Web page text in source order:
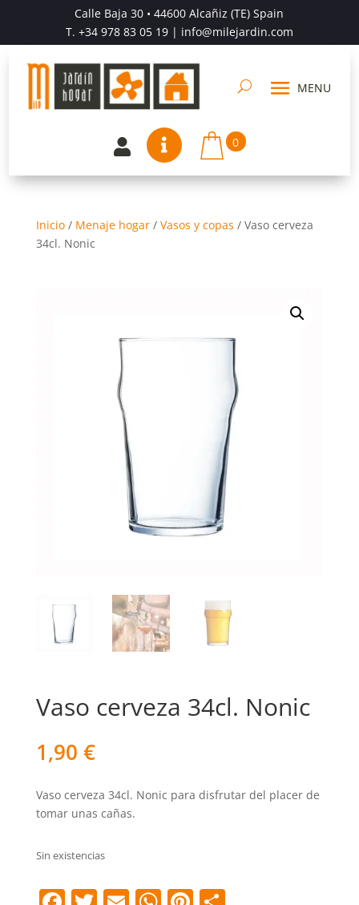
Calle Baja 30 • 44600 Alcañiz (TE) Spain
T. +34 978 83 05 19| info@milejardin.com
  0
Inicio/ Menaje hogar/ Vasos y copas / Vaso cerveza
34cl. Nonic
Vaso cerveza 34cl. Nonic
1,90 €
Vaso cerveza 34cl. Nonic para disfrutar del placer de
tomar unas cañas.
Sin existencias